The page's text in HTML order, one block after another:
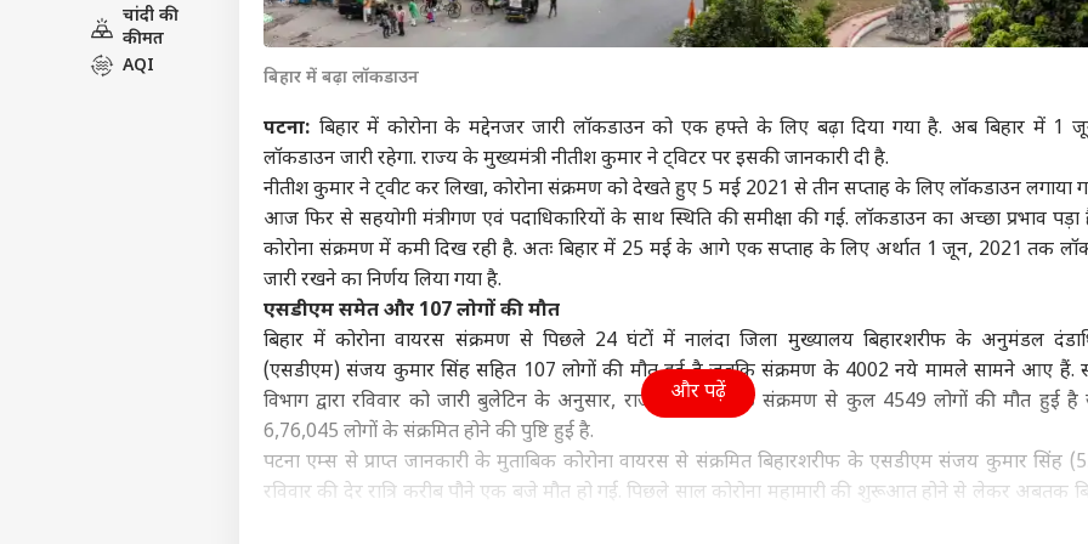
चांदी की
कीमत
AQI
बिहार में बढ़ा लॉकडाउन
पटना: बिहार में कोरोना के मद्देनजर जारी लॉकडाउन को एक हफ्ते के लिए बढ़ा दिया गया है. अब बिहार में 1
लॉकडाउन जारी रहेगा. राज्य के मुख्यमंत्री नीतीश कुमार ने ट्विटर पर इसकी जानकारी दी है.
नीतीश कुमार ने ट्वीट कर लिखा, कोरोना संक्रमण को देखते हुए 5 मई 2021 से तीन सप्ताह के लिए लॉकडाउन लगाया
आज फिर से सहयोगी मंत्रीगण एवं पदाधिकारियों के साथ स्थिति की समीक्षा की गई. लॉकडाउन का अच्छा प्रभाव
कोरोना संक्रमण में कमी दिख रही है. अतः बिहार में 25 मई के आगे एक सप्ताह के लिए अर्थात 1 जून, 2021 तक
जारी रखने का निर्णय लिया गया है.
एसडीएम समेत और 107 लोगों की मौत
बिहार में कोरोना वायरस संक्रमण से पिछले 24 घंटों में नालंदा जिला मुख्यालय बिहारशरीफ के अनुमंडल
(एसडीएम) संजय कुमार सिंह सहित 107 लोगों की मौत हुई है जबकि संक्रमण के 4002 नये मामले सामने आए हैं.
विभाग द्वारा रविवार को जारी बुलेटिन के अनुसार, राज्य में अभी तक संक्रमण से कुल 4549 लोगों की मौत हुई
6,76,045 लोगों के संक्रमित होने की पुष्टि हुई है.
पटना एम्स से प्राप्त जानकारी के मुताबिक कोरोना वायरस से संक्रमित बिहारशरीफ के एसडीएम संजय कुमार सिंह
रविवार की देर रात्रि करीब पौने एक बजे मौत हो गई. पिछले साल कोरोना महामारी की शुरूआत होने से लेकर अबतक
और पढ़ें
प्राइवेसी पॉलिसी
कॉन्टैक्ट अस
सेंड फीडबैक
अबाउट अस
करियर्स
LOGIN
इंडिया
राहुल गांधी को BJP में कौन
नेता पसंद? दिया जवाब,
'हैलो अंकल...'
इंडिया
सरकार की कमी, पैलेट गन,
6% शिक्षा बजट..., Gen Z
के सामने मोहन भागवत का
कबूलनामा
उत्तर प्रदेश और उत्तराखंड
कांवड़ियों पर टिप्पणी को
लेकर साजिद रशीदी पर
भड़के BJP विधायक, NSA
लगाने की मांग
24
ओटीटी
OTT Releases: फ्राइडे
को ओटीटी पर साउथ की 7
फिल्मों का धमाका, लिस्ट में
'लेनिन' समेत और कौन
इंडिया
AI डीपफेक पर सरकार का
एक्शन, फर्जी फोटो-वीडियो
पर 3 घंटे में होगी कार्रवाई
इंडिया
मिडिल ईस्ट तनाव के बीच
नेतन्याहू का PM मोदी को
को